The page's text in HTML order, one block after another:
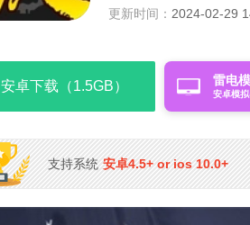
更新时间： 2024-02-29
安卓下载（1.5GB） 雷电
安卓模
支持系统 安卓4.5+ or ios 10.0+